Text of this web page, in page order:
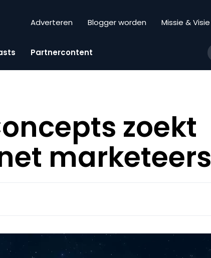
Adverteren Blogger worden Missie & Visie
Partnercontent
zoekt
marketeers